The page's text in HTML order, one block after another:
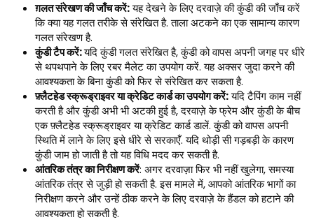
ग़लत संरेखण की जाँच करें:यह देखने के लिए दरवाज़े की कुंडी की जाँच करें
कि क्या यह गलत तरीके से संरेखित है. ताला अटकने का एक सामान्य कारण
गलत संरेखण है.
कुंडी टैप करें:यदि कुंडी गलत संरेखित है, कुंडी को वापस अपनी जगह पर धीरे
से थपथपाने के लिए रबर मैलेट का उपयोग करें. यह अक्सर जुदा करने की
आवश्यकता के बिना कुंडी को फिर से संरेखित कर सकता है.
फ़्लैटहेड स्क्रूड्राइवर या क्रेडिट कार्ड का उपयोग करें:यदि टैपिंग काम नहीं
करती है और कुंडी अभी भी अटकी हुई है, दरवाज़े के फ्रेम और कुंडी के बीच
एक फ़्लैटहेड स्क्रूड्राइवर या क्रेडिट कार्ड डालें. कुंडी को वापस अपनी
स्थिति में लाने के लिए इसे धीरे से सरकाएँ. यदि थोड़ी सी गड़बड़ी के कारण
कुंडी जाम हो जाती है तो यह विधि मदद कर सकती है.
आंतरिक तंत्र का निरीक्षण करें: अगर दरवाज़ा फिर भी नहीं खुलेगा, समस्या
आंतरिक तंत्र से जुड़ी हो सकती है. इस मामले में, आपको आंतरिक भागों का
निरीक्षण करने और उन्हें ठीक करने के लिए दरवाज़े के हैंडल को हटाने की
आवश्यकता हो सकती है.